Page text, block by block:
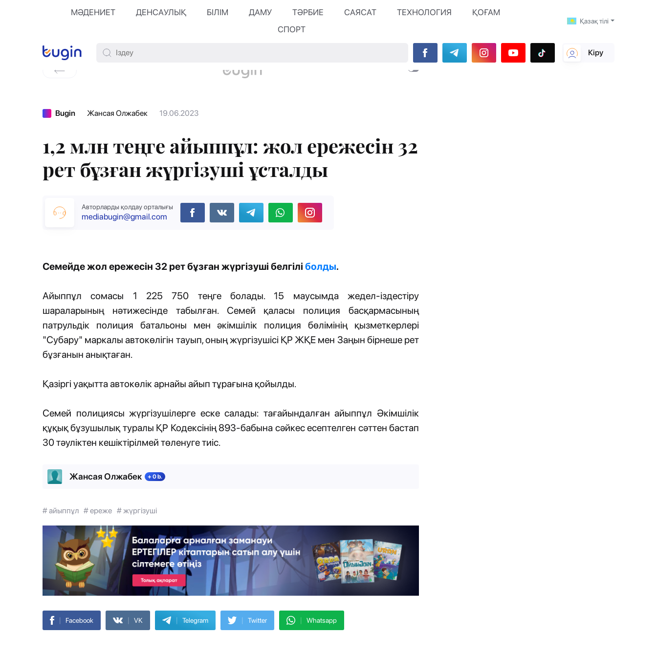
МӘДЕНИЕТ ДЕНСАУЛЫҚ БІЛІМ ДАМУ ТӘРБИЕ САЯСАТ ТЕХНОЛОГИЯ
ҚОҒАМ
СПОРТ
Қазақ тілі
Кіру
Bugin Жансая Олжабек 19.06.2023
1,2 млн теңге айыппұл: жол ережесін 32
рет бұзған жүргізуші ұсталды
Авторларды қолдау орталығы
mediabugin@gmail.com
Семейде жол ережесін 32 рет бұзған жүргізуші белгілі болды.
Айыппұл сомасы 1 225 750 теңге болады. 15 маусымда жедел-іздестіру
шараларының нәтижесінде табылған. Семей қаласы полиция басқармасының
патрульдік полиция батальоны мен әкімшілік полиция бөлімінің қызметкерлері
"Субару" маркалы автокөлігін тауып, оның жүргізушісі ҚР ЖҚЕ мен Заңын бірнеше рет
бұзғанын анықтаған.
Қазіргі уақытта автокөлік арнайы айып тұрағына қойылды.
Семей полициясы жүргізушілерге еске салады: тағайындалған айыппұл Әкімшілік
құқық бұзушылық туралы ҚР Кодексінің 893-бабына сәйкес есептелген сәттен бастап
30 тәуліктен кешіктірілмей төленуге тиіс.
Жансая Олжабек + 0 b.
# айыппұл # ереже # жүргізуші
| Facebook | VK | Telegram | Twitter | Whatsapp